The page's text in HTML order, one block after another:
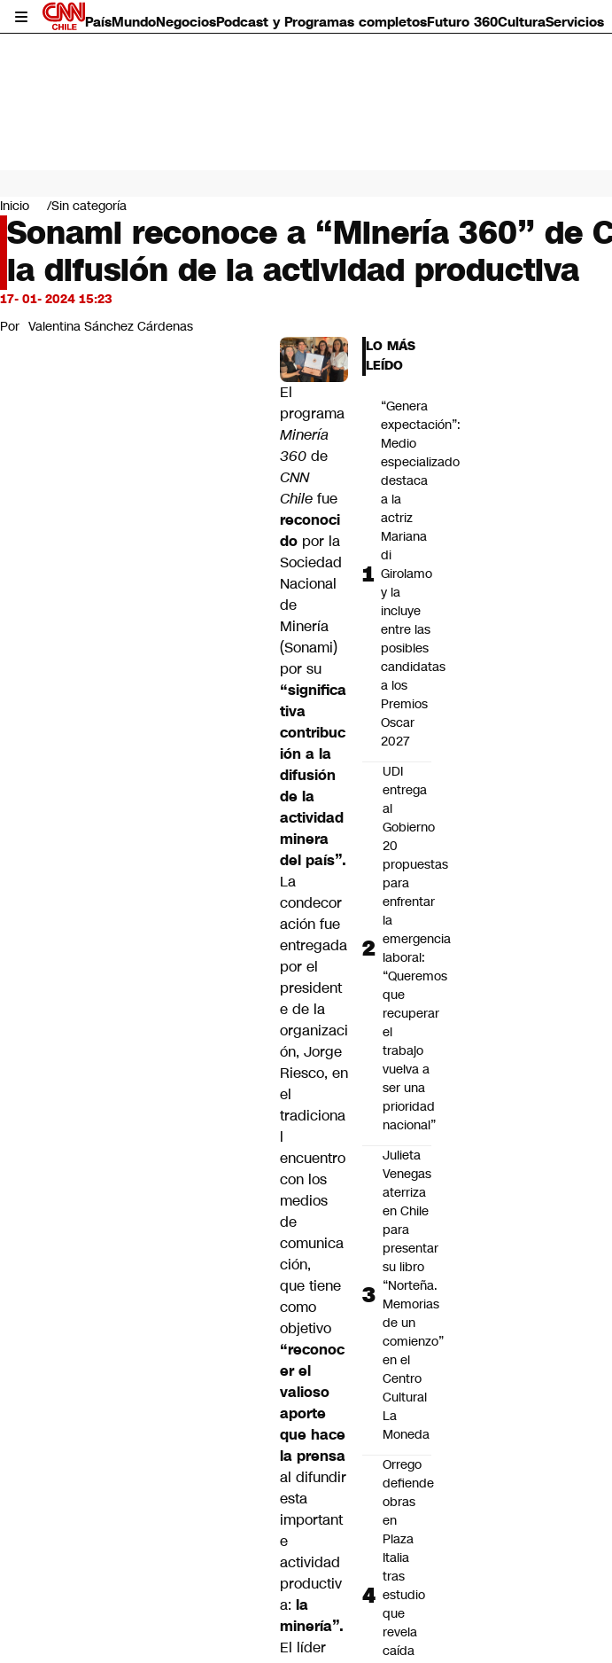
PaísMundoNegociosPodcast y Programas completosFuturo 360CulturaServicios
Mundo
Negocios
Deportes
Programas completos
Cultura
Servicios
Bits
CNN Data
Inicio Sin categoría
Sonami reconoce a “Minería 360” de
la difusión de la actividad productiva
17- 01- 2024 15:23
Por Valentina Sánchez Cárdenas
El
programa
Minería
360 de
CNN
Chile fue
reconoci
do por la
Sociedad
Nacional
de
Minería
(Sonami)
por su
“significa
tiva
contribuc
ión a la
difusión
de la
actividad
minera
del país”.
La
condecor
ación fue
entregada
por el
president
e de la
organizaci
ón, Jorge
Riesco, en
el
tradiciona
l
encuentro
con los
medios
de
comunica
ción,
que tiene
como
objetivo
“reconoc
er el
valioso
aporte
que hace
la prensa
al difundir
esta
important
e
actividad
productiv
a: la
minería”.
El líder
LO MÁS
LEÍDO
“Genera
expectación”:
Medio
especializado
destaca
a la
actriz
Mariana
di
Girolamo
y la
incluye
entre las
posibles
candidatas
a los
Premios
Oscar
2027
UDI
entrega
al
Gobierno
20
propuestas
para
enfrentar
la
emergencia
laboral:
“Queremos
que
recuperar
el
trabajo
vuelva a
ser una
prioridad
nacional”
Julieta
Venegas
aterriza
en Chile
para
presentar
su libro
“Norteña.
Memorias
de un
comienzo”
en el
Centro
Cultural
La
Moneda
Orrego
defiende
obras
en
Plaza
Italia
tras
estudio
que
revela
caída